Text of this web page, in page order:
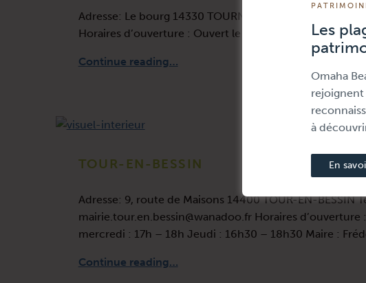
Adresse: Le bourg 14330 TOURNIERES Tél: 02 31 22 94
Horaires d’ouverture : Ouvert le jeudi : 16h – 18h Maire
Continue reading…
TOUR-EN-BESSIN
Adresse: 9, route de Maisons 14400 TOUR-EN-BESSIN
mairie.tour.en.bessin@wanadoo.fr Horaires
mercredi : 17h – 18h Jeudi : 16h30 – 18h30 Maire :
Continue reading…
Les
Omaha
à
En